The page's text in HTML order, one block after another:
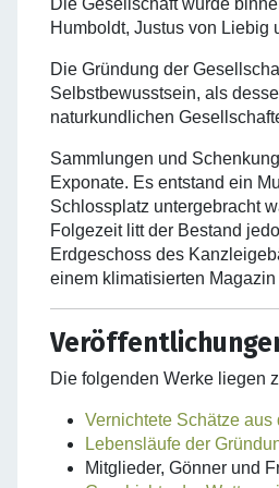
Humboldt, Justus von Liebig
Die Gründung der
Selbstbewusstsein, als
naturkundlichen
Sammlungen und
Exponate. Es entstand ein
Schlossplatz untergebracht
Folgezeit litt der Bestand
Erdgeschoss des
einem klimatisierten
Die folgenden Werke liegen
Vernichtete Schätze aus
Lebensläufe der
Mitglieder, Gönner und